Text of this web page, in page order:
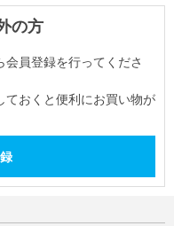
の方
員登録を行ってくださ
ておくと便利にお買い物が